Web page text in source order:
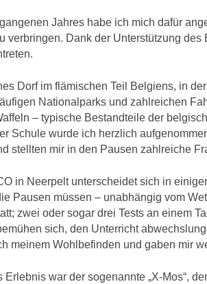
Jahres habe ich mich dafür
verbringen. Dank der Unterstützung
Dorf im flämischen Teil Belgiens, in
Nationalparks und zahlreichen
– typische Bestandteile der
Schule wurde ich herzlich
stellten mir in den Pausen zahlreiche
in Neerpelt unterscheidet sich in
Pausen müssen – unabhängig vom
zwei oder sogar drei Tests an einem
sich, den Unterricht
meinem Wohlbefinden und gaben mir
Erlebnis war der sogenannte „X-Mos“,